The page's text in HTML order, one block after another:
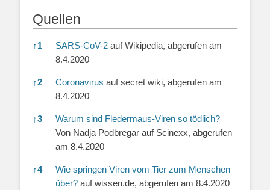
Quellen
Quellen
↑1 SARS-CoV-2 auf Wikipedia, abgerufen am
8.4.2020
↑2 Coronavirus auf secret wiki, abgerufen am
8.4.2020
↑3
Warum sind Fledermaus-Viren so tödlich?
Von Nadja Podbregar auf Scinexx, abgerufen
am 8.4.2020
↑4
Wie springen Viren vom Tier zum Menschen
über? auf wissen.de, abgerufen am 8.4.2020